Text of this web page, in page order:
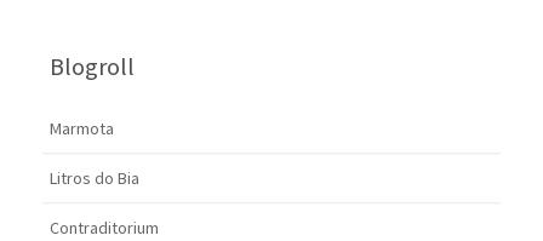
Blogroll
Marmota
Litros do Bia
Contraditorium